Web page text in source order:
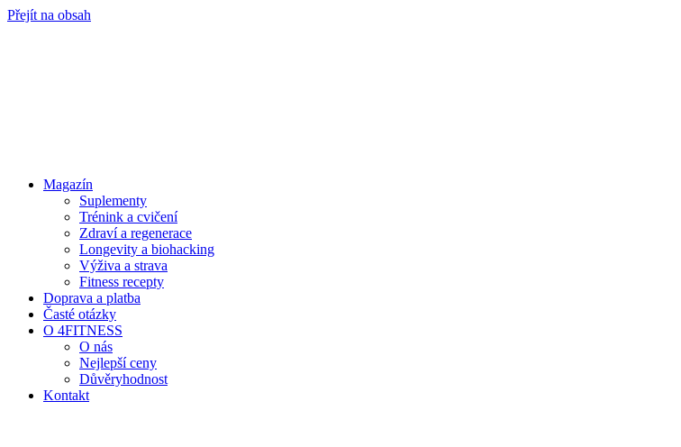
Přejít na obsah
Magazín
Suplementy
Trénink a cvičení
Zdraví a regenerace
Longevity a biohacking
Výživa a strava
Fitness recepty
Doprava a platba
Časté otázky
O 4FITNESS
O nás
Nejlepší ceny
Důvěryhodnost
Kontakt